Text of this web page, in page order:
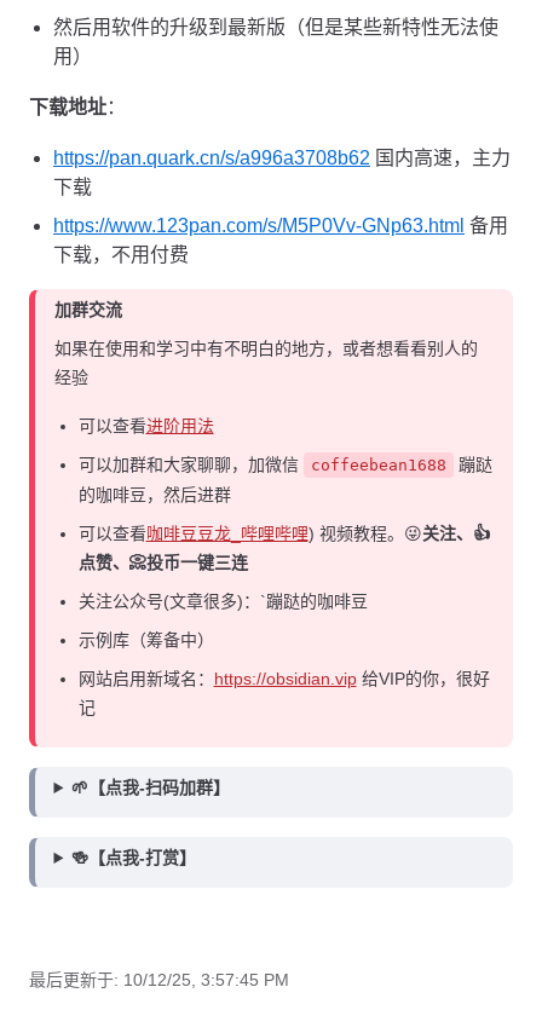
然后用软件的升级到最新版（但是某些新特性无法使
用）
下载地址：
https://pan.quark.cn/s/a996a3708b62 国内高速，主力
下载
https://www.123pan.com/s/M5P0Vv-GNp63.html 备用
下载，不用付费
加群交流
如果在使用和学习中有不明白的地方，或者想看看别人的
经验
可以查看进阶用法
可以加群和大家聊聊，加微信
coffeebean1688
蹦跶
的咖啡豆，然后进群
可以查看咖啡豆豆龙_哔哩哔哩) 视频教程。😜关注、👍
点赞、📀投币一键三连
关注公众号(文章很多)：`蹦跶的咖啡豆
示例库（筹备中）
网站启用新域名： https://obsidian.vip给VIP的你，很好
记
🌱【点我-扫码加群】
🍻【点我-打赏】
最后更新于: 10/12/25, 3:57:45 PM